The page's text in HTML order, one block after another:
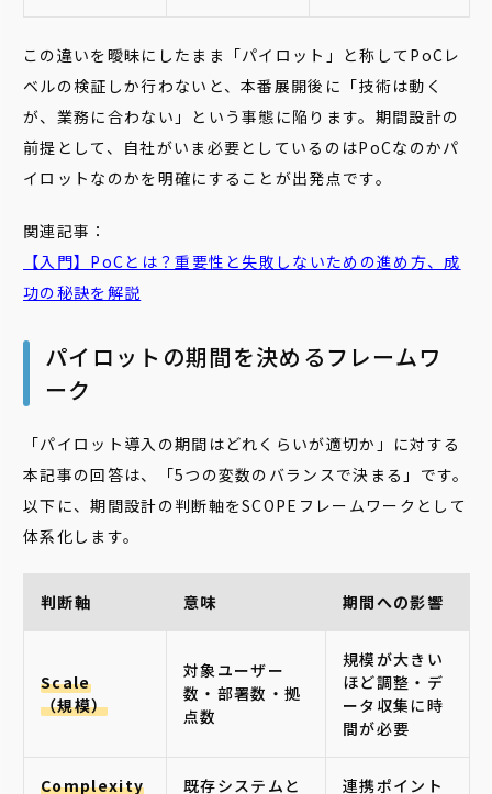
この違いを曖昧にしたまま「パイロット」と称してPoCレ
ベルの検証しか行わないと、本番展開後に「技術は動く
が、業務に合わない」という事態に陥ります。期間設計の
前提として、自社がいま必要としているのはPoCなのかパ
イロットなのかを明確にすることが出発点です。
関連記事：
【入門】PoCとは？重要性と失敗しないための進め方、成
功の秘訣を解説
パイロットの期間を決めるフレームワ
ーク
「パイロット導入の期間はどれくらいが適切か」に対する
本記事の回答は、「5つの変数のバランスで決まる」です。
以下に、期間設計の判断軸をSCOPEフレームワークとして
体系化します。
判断軸 意味 期間への影響
Scale
（規模）
対象ユーザー
数・部署数・拠
点数
規模が大きい
ほど調整・デ
ータ収集に時
間が必要
Complexity 既存システムと 連携ポイント